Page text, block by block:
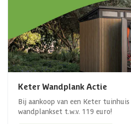
Keter Wandplank Actie
Bij aankoop van een Keter
wandplankset t.w.v. 119 euro!